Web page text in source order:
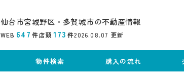
仙台市宮城野区・多賀城市の不動産情報
WEB 647 件店頭 173 件2026.08.07 更新
物件検索 購入の流れ